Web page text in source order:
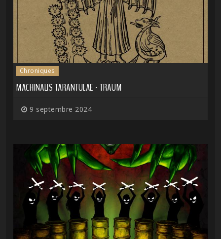
Chroniques
MACHINALIS TARANTULAE - TRAUM
9 septembre 2024